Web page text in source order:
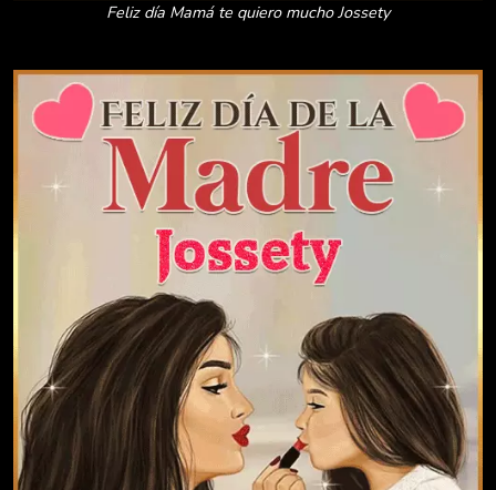
Feliz día Mamá te quiero mucho Jossety